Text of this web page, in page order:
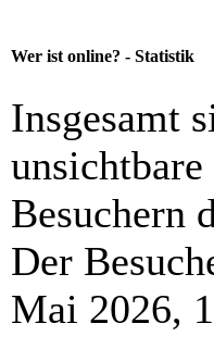
Wer ist online? - Statistik
Insgesamt
Besuchern
Der
Mai 2026,